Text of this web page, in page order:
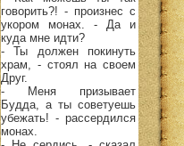
говорить?! - произнес с
укором монах. - Да и
куда мне идти?
- Ты должен покинуть
храм, - стоял на своем
Друг.
- Меня призывает
Будда, а ты советуешь
убежать! - рассердился
монах.